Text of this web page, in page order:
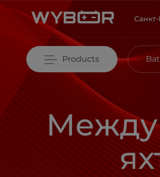
Skip to main content
Products